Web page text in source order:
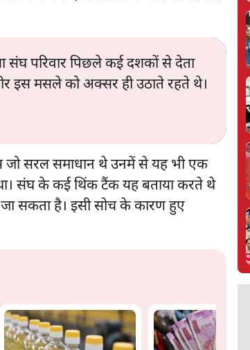
संघ परिवार पिछले कई दशकों से देता
इस मसले को अक्सर ही उठाते रहते थे।
जो सरल समाधान थे उनमें से यह भी एक
संघ के कई थिंक टैंक यह बताया करते थे
सकता है। इसी सोच के कारण हुए